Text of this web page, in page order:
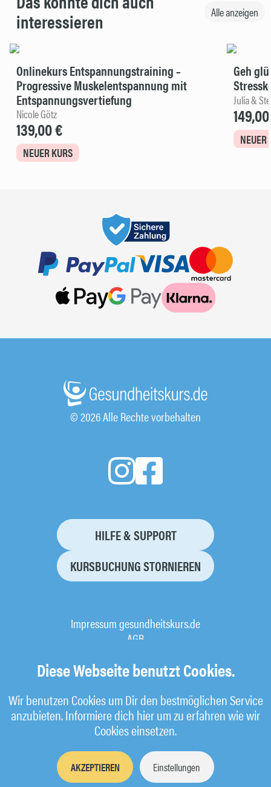
interessieren Alle anzeigen
Onlinekurs Entspannungstraining –
Progressive Muskelentspannung mit
Entspannungsvertiefung
Nicole Götz
139,00 €
NEUER KURS
Geh
Julia &
NEUER
© 2026 Alle Rechte vorbehalten
HILFE & SUPPORT
KURSBUCHUNG STORNIEREN
Impressum gesundheitskurs.de
AGB
Diese Webseite benutzt Cookies.
Wir benutzen Cookies um Dir den bestmöglichen Service
anzubieten. Informiere dich hier um zu erfahren wie wir
Cookies einsetzen.
AKZEPTIEREN Einstellungen